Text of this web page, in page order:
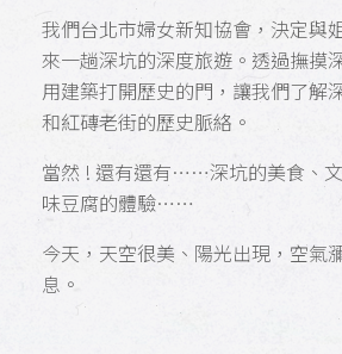
我們台北市婦女新知協會，決定與
來一趟深坑的深度旅遊。透過撫摸
用建築打開歷史的門，讓我們了解
和紅磚老街的歷史脈絡。
當然 ! 還有還有……深坑的美食、
味豆腐的體驗……
今天，天空很美、陽光出現，空氣
息。